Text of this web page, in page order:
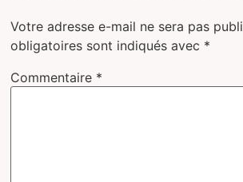
Votre adresse e-mail ne sera pas
obligatoires sont indiqués avec *
Commentaire *